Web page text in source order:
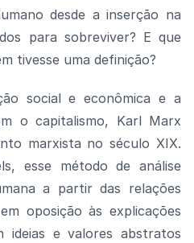
desde a inserção na
para sobreviver? E que
tivesse uma definição?
social e econômica e a
o capitalismo, Karl Marx
marxista no século XIX.
esse método de análise
a partir das relações
oposição às explicações
ideias e valores abstratos